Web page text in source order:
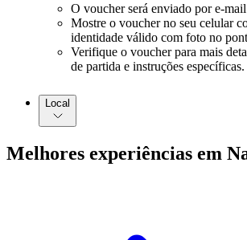
O voucher será enviado por e-
Mostre o voucher no seu celular
identidade válido com foto no
Verifique o voucher para mais
de partida e instruções específicas.
Local
Melhores experiências em